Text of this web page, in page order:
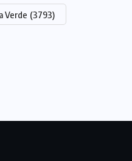
Verde (3793)